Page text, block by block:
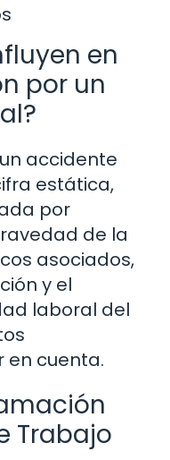
en
por un
accidente
estática,
por
de la
asociados,
y el
laboral del
cuenta.
Trabajo